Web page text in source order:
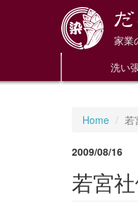
家業
洗い
Home 若
2009/08/16
若宮